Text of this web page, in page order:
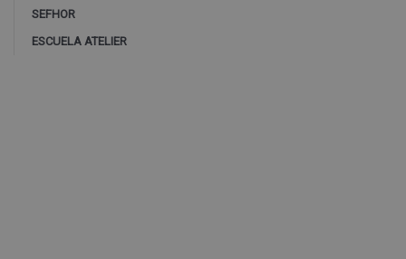
SEFHOR
ESCUELA ATELIER